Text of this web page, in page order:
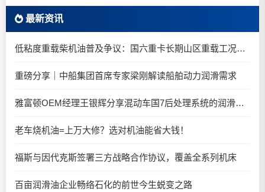
最新资讯
低粘度重载柴机油普及争议：国六重卡长期山区重载工况是否适合0W-20柴油机油？
重磅分享｜中船集团首席专家梁刚解读船舶动力润滑需求
雅富顿OEM经理王银辉分享混动车国7后处理系统的润滑油要求
老车烧机油=上万大修？选对机油能省大钱！
福斯与因代克斯签署三方战略合作协议，覆盖全系列机床
百亩润滑油企业畅络石化的前世今生蜕变之路